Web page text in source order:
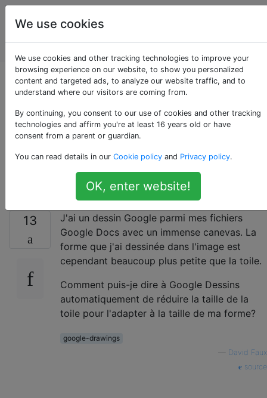
Des
applications
Web
Comment adapter un
canevas Google
Drawings à des
formes réelles?
13
J'ai un dessin Google parmi mes fichiers
Google Docs avec un immense canevas. La
forme que j'ai dessinée dans l'image est
cependant beaucoup plus petite que la toile.
Comment puis-je dire à Google Dessins
automatiquement de réduire la taille de la
toile pour l'adapter à la taille de ma forme?
google-drawings
David Faux
source
We use cookies
We use cookies and other tracking technologies to improve your
browsing experience on our website, to show you personalized
content and targeted ads, to analyze our website traffic, and to
understand where our visitors are coming from.
By continuing, you consent to our use of cookies and other tracking
technologies and affirm you're at least 16 years old or have
consent from a parent or guardian.
You can read details in our Cookie policy and Privacy policy.
OK, enter website!